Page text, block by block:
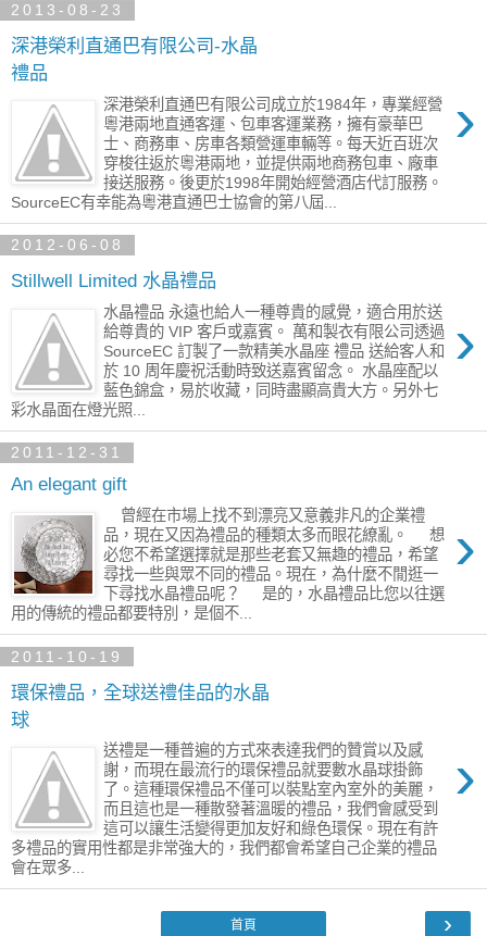
2013-08-23
深港榮利直通巴有限公司-水晶
禮品
›
深港榮利直通巴有限公司成立於1984年，專業經營
粵港兩地直通客運、包車客運業務，擁有豪華巴
士、商務車、房車各類營運車輛等。每天近百班次
穿梭往返於粵港兩地，並提供兩地商務包車、廠車
接送服務。後更於1998年開始經營酒店代訂服務。
SourceEC有幸能為粵港直通巴士協會的第八屆...
2012-06-08
Stillwell Limited 水晶禮品
›
水晶禮品 永遠也給人一種尊貴的感覺，適合用於送
給尊貴的 VIP 客戶或嘉賓。 萬和製衣有限公司透過
SourceEC 訂製了一款精美水晶座 禮品 送給客人和
於 10 周年慶祝活動時致送嘉賓留念。 水晶座配以
藍色錦盒，易於收藏，同時盡顯高貴大方。另外七
彩水晶面在燈光照...
2011-12-31
An elegant gift
›
曾經在市場上找不到漂亮又意義非凡的企業禮
品，現在又因為禮品的種類太多而眼花繚亂。 想
必您不希望選擇就是那些老套又無趣的禮品，希望
尋找一些與眾不同的禮品。現在，為什麼不閒逛一
下尋找水晶禮品呢？ 是的，水晶禮品比您以往選
用的傳統的禮品都要特別，是個不...
2011-10-19
環保禮品，全球送禮佳品的水晶
球
›
送禮是一種普遍的方式來表達我們的贊賞以及感
謝，而現在最流行的環保禮品就要數水晶球掛飾
了。這種環保禮品不僅可以裝點室內室外的美麗，
而且這也是一種散發著溫暖的禮品，我們會感受到
這可以讓生活變得更加友好和綠色環保。現在有許
多禮品的實用性都是非常強大的，我們都會希望自己企業的禮品
會在眾多...
›
首頁